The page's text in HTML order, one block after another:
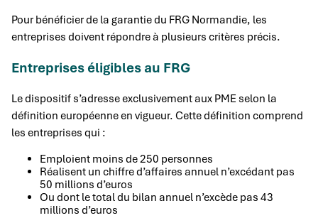
Pour bénéficier de la garantie du FRG Normandie, les
entreprises doivent répondre à plusieurs critères précis.
Entreprises éligibles au FRG
Le dispositif s’adresse exclusivement aux PME selon la
définition européenne en vigueur. Cette définition comprend
les entreprises qui :
Emploient moins de 250 personnes
Réalisent un chiffre d’affaires annuel n’excédant pas
50 millions d’euros
Ou dont le total du bilan annuel n’excède pas 43
millions d’euros